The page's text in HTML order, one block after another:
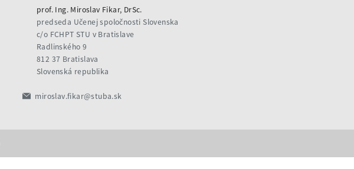
prof. Ing. Miroslav Fikar, DrSc.
predseda Učenej spoločnosti Slovenska
c/o FCHPT STU v Bratislave
Radlinského 9
812 37 Bratislava
Slovenská republika
miroslav.fikar@stuba.sk